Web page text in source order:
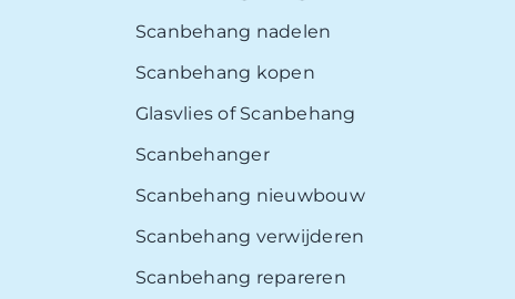
Scanbehang nadelen
Scanbehang kopen
Glasvlies of Scanbehang
Scanbehanger
Scanbehang nieuwbouw
Scanbehang verwijderen
Scanbehang repareren